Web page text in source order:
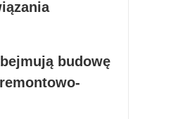
budowę